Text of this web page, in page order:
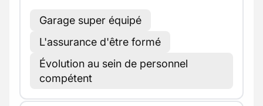
Garage super équipé
L'assurance d'être formé
Évolution au sein de personnel
compétent